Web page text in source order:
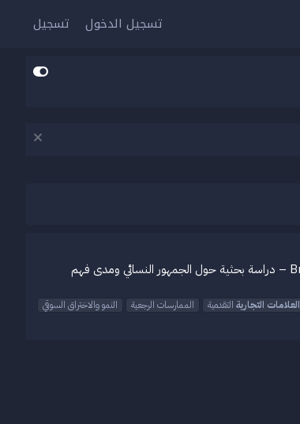
تسجيل الدخول تسجيل
نهاية/بداية العام هي دائمًا وقت مناسب للنظر إلى الماضي والمستقبل. مرّ ما يقارب خمس سنوات منذ أن بدأ جين وفيليب البحث لكتابهما Brandsplaining – دراسة بحثية حول الجمهور النسائي ومدى فهم
العلامات التجارية التقدمية الممارسات الرجعية
النمو والاختراق السوقي